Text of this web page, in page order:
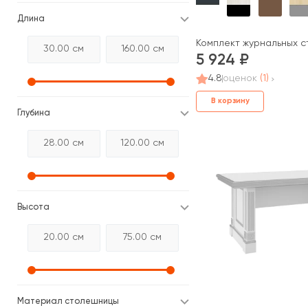
Длина
Глубина
Высота
Материал столешницы
Комплект журнальных
5 924
4.8 оценок (1)
В корзину